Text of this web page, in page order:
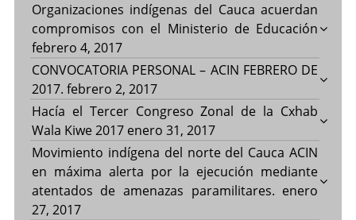
Organizaciones indígenas del Cauca acuerdan
compromisos con el Ministerio de Educación
febrero 4, 2017
CONVOCATORIA PERSONAL – ACIN FEBRERO DE
2017. febrero 2, 2017
Hacía el Tercer Congreso Zonal de la Cxhab
Wala Kiwe 2017 enero 31, 2017
Movimiento indígena del norte del Cauca ACIN
en máxima alerta por la ejecución mediante
atentados de amenazas paramilitares. enero
27, 2017